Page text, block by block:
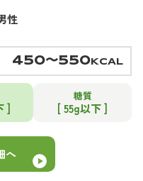
性
450〜550 KCAL
]
糖質
[ 55g以下 ]
へ